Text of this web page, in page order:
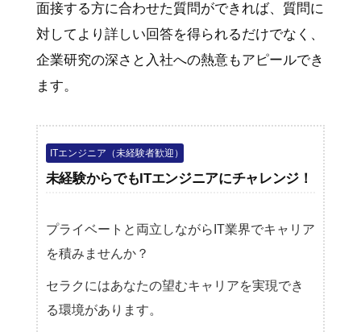
面接する方に合わせた質問ができれば、質問に
対してより詳しい回答を得られるだけでなく、
企業研究の深さと入社への熱意もアピールでき
ます。
ITエンジニア（未経験者歓迎）
未経験からでもITエンジニアにチャレンジ！
プライベートと両立しながらIT業界でキャリア
を積みませんか？
セラクにはあなたの望むキャリアを実現でき
る環境があります。